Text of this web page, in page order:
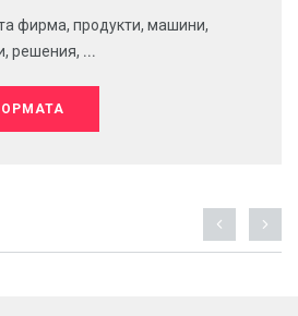
фирма, продукти, машини,
решения, ...